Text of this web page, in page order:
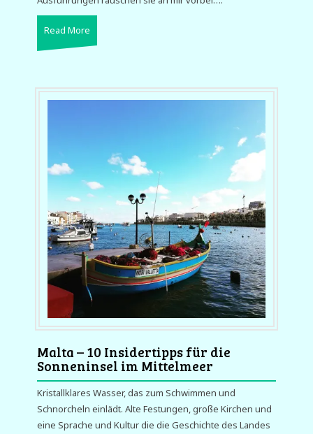
Read More
Malta – 10 Insidertipps für die
Sonneninsel im Mittelmeer
Kristallklares Wasser, das zum Schwimmen und
Schnorcheln einlädt. Alte Festungen, große Kirchen und
eine Sprache und Kultur die die Geschichte des Landes